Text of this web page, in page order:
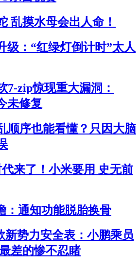
乱摸水母会出人命！
级：“红绿灯倒计时”太人
7-zip惊现重大漏洞：
未修复
顺序也能看懂？只因大脑
来了！小米要用 史无前
：通知功能脱胎换骨
新势力安全表：小鹏乘员
差的惨不忍睹